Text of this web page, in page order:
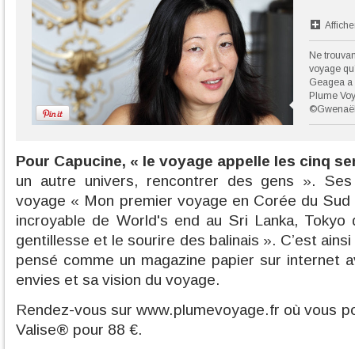
Ne
voyage
Geagea
Plume
Pour Capucine, « le voyage appelle les cinq
un autre univers, rencontrer des gens ».
voyage « Mon premier voyage en Corée du
incroyable de World's end au Sri Lanka,
gentillesse et le sourire des balinais ». C’est
pensé comme un magazine papier sur internet
envies et sa vision du voyage.
Rendez-vous sur www.plumevoyage.fr où vous
Valise® pour 88 €.